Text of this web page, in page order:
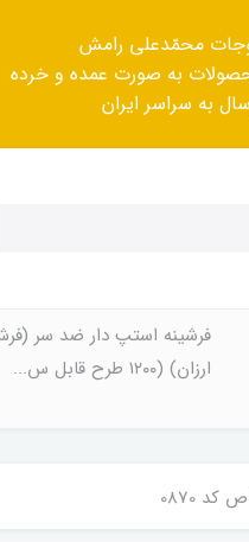
محمّدعلی رامش
به صورت عمده و خرده
به سراسر ایران
فرشینه استپ دار ضد سر
ارزان) (۱۲۰۰ طرح قابل س...
0870